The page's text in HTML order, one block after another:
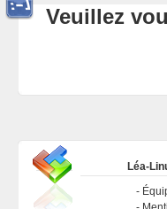
Veuillez
Léa-